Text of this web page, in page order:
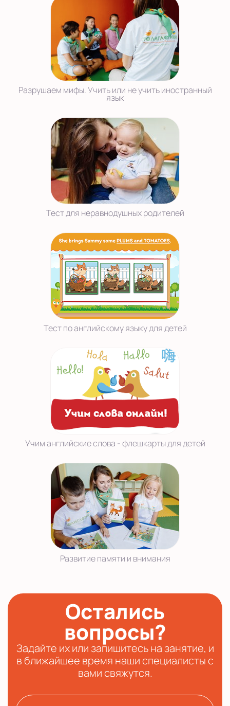
Разрушаем мифы. Учить или не учить иностранный
язык
Тест для неравнодушных родителей
Тест по английскому языку для детей
Учим английские слова - флешкарты для детей
Развитие памяти и внимания
Остались
вопросы?
Задайте их или запишитесь на занятие, и
в ближайшее время наши специалисты с
вами свяжутся.